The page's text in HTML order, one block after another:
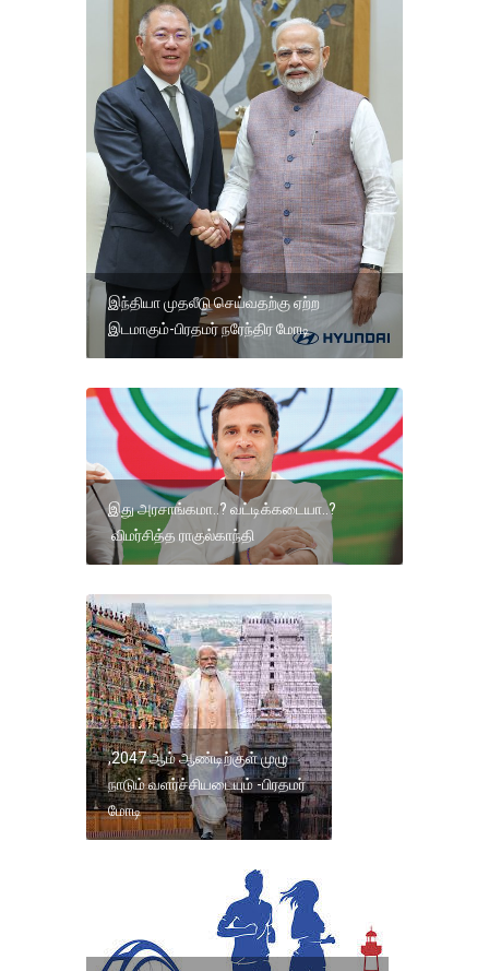
இந்தியா முதலீடு செய்வதற்கு ஏற்ற
இடமாகும்-பிரதமர் நரேந்திர மோடி
இது அரசாங்கமா..? வட்டிக்கடையா..?
விமர்சித்த ராகுல்காந்தி
,2047 ஆம் ஆண்டிற்குள் முழு
நாடும் வளர்ச்சியடையும் -பிரதமர்
மோடி